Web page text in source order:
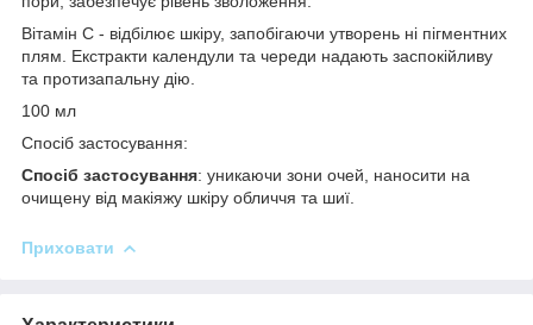
Вітамін С - відбілює шкіру, запобігаючи утворень ні пігментних
плям. Екстракти календули та череди надають заспокійливу
та протизапальну дію.
100 мл
Спосіб застосування:
Спосіб застосування: уникаючи зони очей, наносити на
очищену від макіяжу шкіру обличчя та шиї.
Приховати